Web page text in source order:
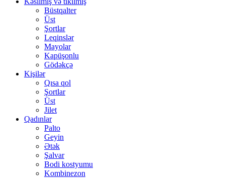
Büstqalter
Üst
Şortlar
Leqinslər
Mayolar
Kapüşonlu
Gödəkçə
Kişilər
Qısa qol
Şortlar
Üst
Jilet
Qadınlar
Palto
Geyin
Ətək
Şalvar
Bodi kostyumu
Kombinezon